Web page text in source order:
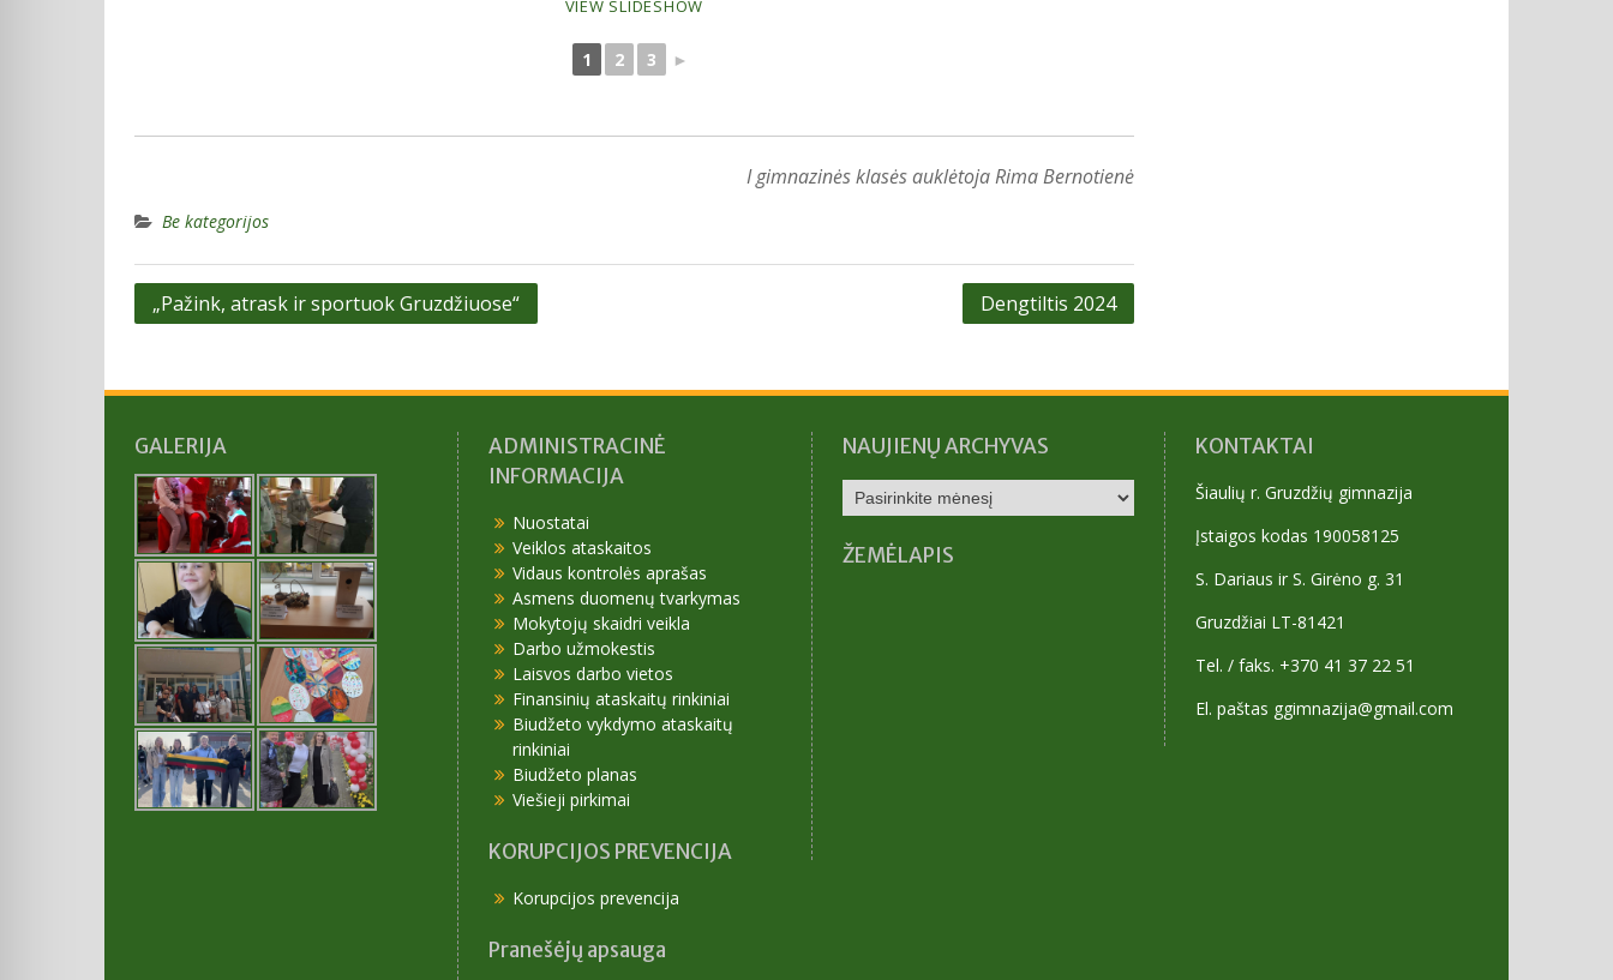
VIEW SLIDESHOW
1 2 3 ►
I gimnazinės klasės auklėtoja Rima Bernotienė
Be kategorijos
Navigacija
„Pažink, atrask ir sportuok Gruzdžiuose“ Dengtiltis 2024
GALERIJA
ADMINISTRACINĖ
INFORMACIJA
Nuostatai
Veiklos ataskaitos
Vidaus kontrolės aprašas
Asmens duomenų tvarkymas
Mokytojų skaidri veikla
Darbo užmokestis
Laisvos darbo vietos
Finansinių ataskaitų rinkiniai
Biudžeto vykdymo ataskaitų
rinkiniai
Biudžeto planas
Viešieji pirkimai
KORUPCIJOS PREVENCIJA
Korupcijos prevencija
Pranešėjų apsauga
NAUJIENŲ ARCHYVAS
NAUJIENŲ
ARCHYVAS
ŽEMĖLAPIS
KONTAKTAI
Šiaulių r. Gruzdžių gimnazija
Įstaigos kodas 190058125
S. Dariaus ir S. Girėno g. 31
Gruzdžiai LT-81421
Tel. / faks. +370 41 37 22 51
El. paštas ggimnazija@gmail.com